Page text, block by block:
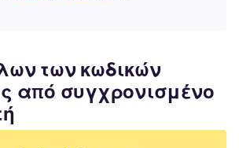
των κωδικών
από συγχρονισμένο